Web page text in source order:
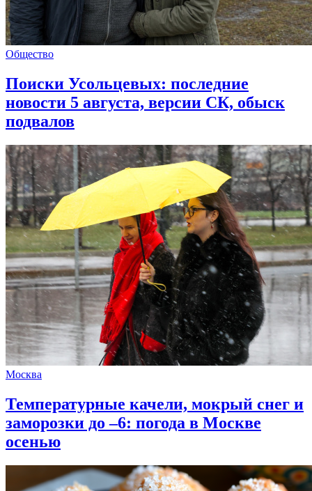
Общество
Поиски Усольцевых: последние
новости 5 августа, версии СК, обыск
подвалов
Москва
Температурные качели, мокрый снег и
заморозки до –6: погода в Москве
осенью